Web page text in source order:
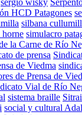
sergio wisky
HCD Patagones
silbana
simulacro
la Carne de Río
de prensa
de Viedma
de Prensa de
Vial de Río
sistema braille
social y cultural